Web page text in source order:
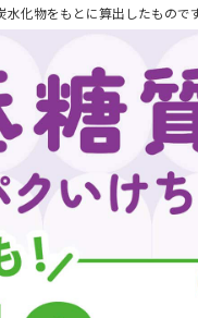
化物をもとに算出したものです